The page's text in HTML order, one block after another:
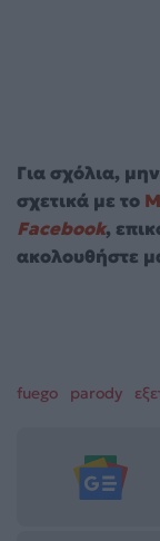
Για σχόλια,
σχετικά με το
Facebook,
ακολουθήστε
fuego parody